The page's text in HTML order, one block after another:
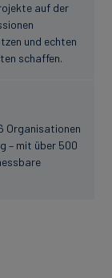
auf der
und echten
schaffen.
Organisationen
– mit über 500